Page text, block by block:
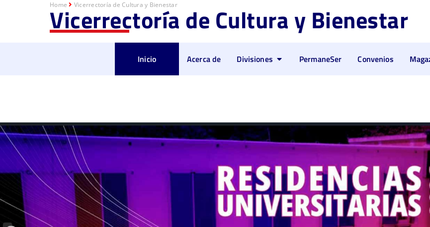
Home Vicerrectoría de Cultura y Bienestar
Vicerrectoría de Cultura y Bienestar
Inicio Acerca de Divisiones PermaneSer Convenios